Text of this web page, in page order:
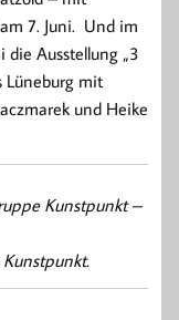
7. Juni. Und im
Ausstellung „3
Lüneburg mit
und Heike
Kunstpunkt –